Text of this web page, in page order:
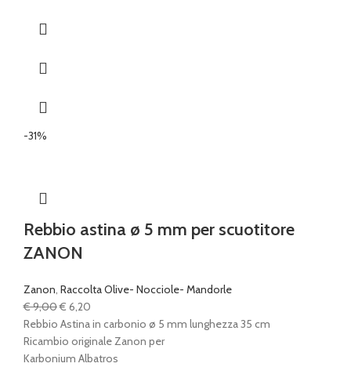
-31%
Rebbio astina ø 5 mm per scuotitore
ZANON
Zanon, Raccolta Olive- Nocciole- Mandorle
€9,00Il
prezzo
originale
era:
€ 6,20
prezzo
attuale
è:
Rebbio Astina in carbonio ø 5 mm lunghezza 35 cm
Ricambio originale Zanon per
Karbonium Albatros